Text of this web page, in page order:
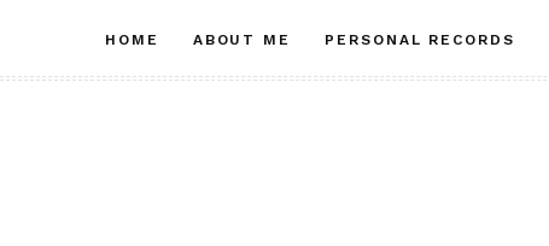
content
HOME ABOUT ME PERSONAL RECORDS